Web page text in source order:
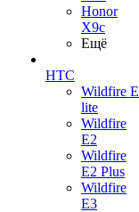
Honor
X9c
Ещё
HTC
Wildfire E
lite
Wildfire
E2
Wildfire
E2 Plus
Wildfire
E3